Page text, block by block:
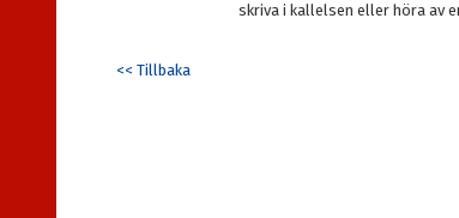
skriva i kallelsen eller höra av
<< Tillbaka